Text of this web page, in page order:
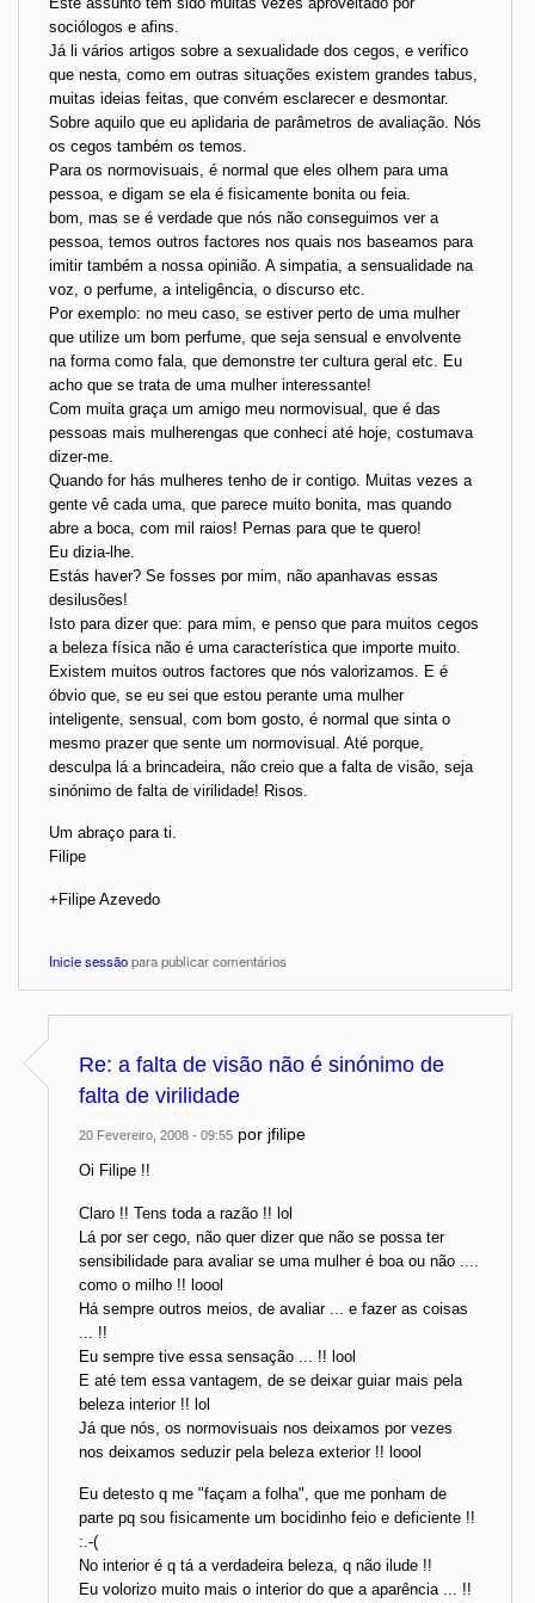
sociólogos e afins.
Já li vários artigos sobre a sexualidade dos cegos, e verifico
que nesta, como em outras situações existem grandes tabus,
muitas ideias feitas, que convém esclarecer e desmontar.
Sobre aquilo que eu aplidaria de parâmetros de avaliação. Nós
os cegos também os temos.
Para os normovisuais, é normal que eles olhem para uma
pessoa, e digam se ela é fisicamente bonita ou feia.
bom, mas se é verdade que nós não conseguimos ver a
pessoa, temos outros factores nos quais nos baseamos para
imitir também a nossa opinião. A simpatia, a sensualidade na
voz, o perfume, a inteligência, o discurso etc.
Por exemplo: no meu caso, se estiver perto de uma mulher
que utilize um bom perfume, que seja sensual e envolvente
na forma como fala, que demonstre ter cultura geral etc. Eu
acho que se trata de uma mulher interessante!
Com muita graça um amigo meu normovisual, que é das
pessoas mais mulherengas que conheci até hoje, costumava
dizer-me.
Quando for hás mulheres tenho de ir contigo. Muitas vezes a
gente vê cada uma, que parece muito bonita, mas quando
abre a boca, com mil raios! Pernas para que te quero!
Eu dizia-lhe.
Estás haver? Se fosses por mim, não apanhavas essas
desilusões!
Isto para dizer que: para mim, e penso que para muitos cegos
a beleza física não é uma característica que importe muito.
Existem muitos outros factores que nós valorizamos. E é
óbvio que, se eu sei que estou perante uma mulher
inteligente, sensual, com bom gosto, é normal que sinta o
mesmo prazer que sente um normovisual. Até porque,
desculpa lá a brincadeira, não creio que a falta de visão, seja
sinónimo de falta de virilidade! Risos.
Um abraço para ti.
Filipe
+Filipe Azevedo
Inicie sessãopara publicar comentários
Re: a falta de visão não é sinónimo de
falta de virilidade
20 Fevereiro, 2008 - 09:55 por jfilipe
Oi Filipe !!
Claro !! Tens toda a razão !! lol
Lá por ser cego, não quer dizer que não se possa ter
sensibilidade para avaliar se uma mulher é boa ou não ....
como o milho !! loool
Há sempre outros meios, de avaliar ... e fazer as coisas
... !!
Eu sempre tive essa sensação ... !! lool
E até tem essa vantagem, de se deixar guiar mais pela
beleza interior !! lol
Já que nós, os normovisuais nos deixamos por vezes
nos deixamos seduzir pela beleza exterior !! loool
Eu detesto q me "façam a folha", que me ponham de
parte pq sou fisicamente um bocidinho feio e deficiente !!
:.-(
No interior é q tá a verdadeira beleza, q não ilude !!
Eu volorizo muito mais o interior do que a aparência ... !!